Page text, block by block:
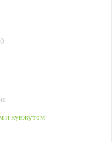
и кунжутом